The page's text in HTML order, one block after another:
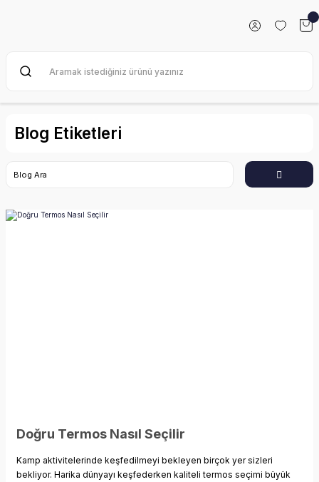
Blog Etiketleri
Doğru Termos Nasıl Seçilir
Kamp aktivitelerinde keşfedilmeyi bekleyen birçok yer sizleri
bekliyor. Harika dünyayı keşfederken kaliteli termos seçimi büyük